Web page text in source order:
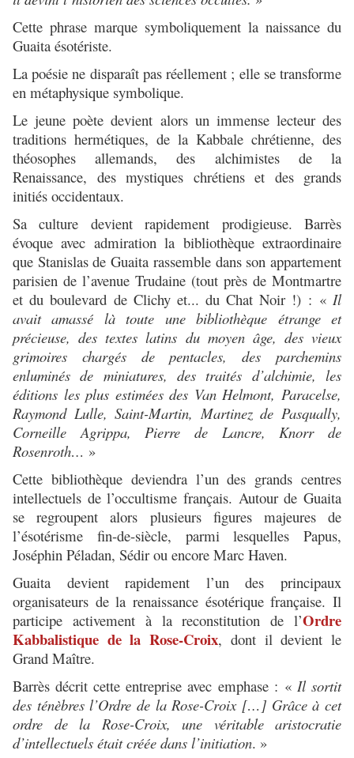
Cette phrase marque symboliquement la naissance du
Guaita ésotériste.
La poésie ne disparaît pas réellement ; elle se transforme
en métaphysique symbolique.
Le jeune poète devient alors un immense lecteur des
traditions hermétiques, de la Kabbale chrétienne, des
théosophes allemands, des alchimistes de la
Renaissance, des mystiques chrétiens et des grands
initiés occidentaux.
Sa culture devient rapidement prodigieuse. Barrès
évoque avec admiration la bibliothèque extraordinaire
que Stanislas de Guaita rassemble dans son appartement
parisien de l’avenue Trudaine (tout près de Montmartre
et du boulevard de Clichy et... du Chat Noir !) : «Il
avait amassé là toute une bibliothèque étrange et
précieuse, des textes latins du moyen âge, des vieux
grimoires chargés de pentacles, des parchemins
enluminés de miniatures, des traités d’alchimie, les
éditions les plus estimées des Van Helmont, Paracelse,
Raymond Lulle, Saint-Martin, Martinez de Pasqually,
Corneille Agrippa, Pierre de Lancre, Knorr de
Rosenroth… »
Cette bibliothèque deviendra l’un des grands centres
intellectuels de l’occultisme français. Autour de Guaita
se regroupent alors plusieurs figures majeures de
l’ésotérisme fin-de-siècle, parmi lesquelles Papus,
Joséphin Péladan, Sédir ou encore Marc Haven.
Guaita devient rapidement l’un des principaux
organisateurs de la renaissance ésotérique française. Il
participe activement à la reconstitution de l’Ordre
Kabbalistique de la Rose-Croix, dont il devient le
Grand Maître.
Barrès décrit cette entreprise avec emphase : « Il sortit
des ténèbres l’Ordre de la Rose-Croix […] Grâce à cet
ordre de la Rose-Croix, une véritable aristocratie
d’intellectuels était créée dans l’initiation. »